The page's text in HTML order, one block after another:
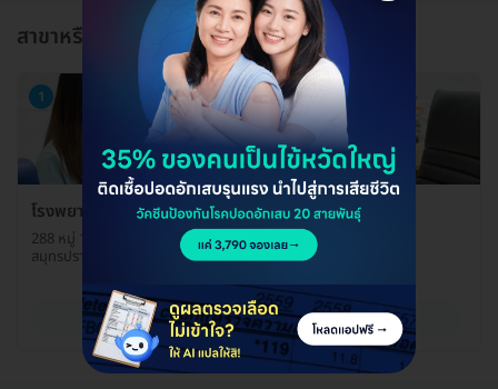
สาขาหรือแผนกที่ให้บริการ
1
โรงพยาบาลเปาโล พระประแดง ศูนย์กุมารเวชกรรม
288 หมู่ 1 ถ. สุขสวัสดิ์ ต. ปากคลองบางปลากด อ. พระสมุทรเจดีย์ จ.
สมุทรปราการ 10290
ดูรายละเอียด